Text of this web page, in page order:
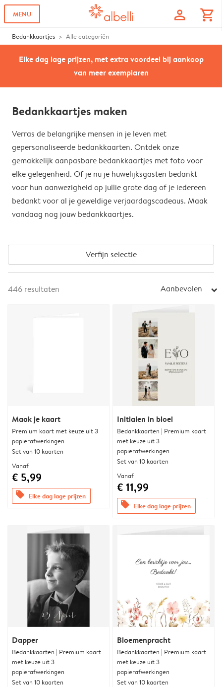
MENU profile shopping_cart
Bedankkaartjes Alle categoriën
Elke dag lage prijzen, met extra voordeel bij aankoop
van meer exemplaren
Bedankkaartjes maken
Verras de belangrijke mensen in je leven met
gepersonaliseerde bedankkaarten. Ontdek onze
gemakkelijk aanpasbare bedankkaartjes met foto voor
elke gelegenheid. Of je nu je huwelijksgasten bedankt
voor hun aanwezigheid op jullie grote dag of je iedereen
bedankt voor al je geweldige verjaardagscadeaus. Maak
vandaag nog jouw bedankkaartjes.
Verfijn selectie
446 resultaten Aanbevolen arrow_right
Maak je kaart
Premium kaart met keuze uit 3
papierafwerkingen
Set van 10 kaarten
Vanaf
€ 5,99
offers Elke dag lage prijzen
Initialen in bloei
Bedankkaarten | Premium kaart
met keuze uit 3
papierafwerkingen
Set van 10 kaarten
Vanaf
€ 11,99
offers Elke dag lage prijzen
Dapper
Bedankkaarten | Premium kaart
met keuze uit 3
papierafwerkingen
Set van 10 kaarten
Bloemenpracht
Bedankkaarten | Premium kaart
met keuze uit 3
papierafwerkingen
Set van 10 kaarten